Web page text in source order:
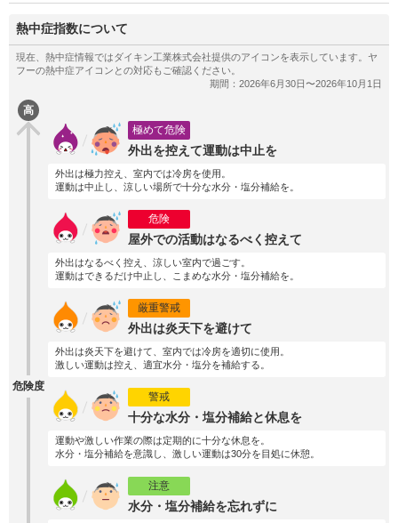
熱中症指数について
高
危険度
極めて危険
外出を控えて運動は中止を
外出は極力控え、室内では冷房を使用。
運動は中止し、涼しい場所で十分な水分・塩分補給を。
危険
屋外での活動はなるべく控えて
外出はなるべく控え、涼しい室内で過ごす。
運動はできるだけ中止し、こまめな水分・塩分補給を。
厳重警戒
外出は炎天下を避けて
外出は炎天下を避けて、室内では冷房を適切に使用。
激しい運動は控え、適宜水分・塩分を補給する。
警戒
十分な水分・塩分補給と休息を
運動や激しい作業の際は定期的に十分な休息を。
水分・塩分補給を意識し、激しい運動は30分を目処に休憩。
注意
水分・塩分補給を忘れずに